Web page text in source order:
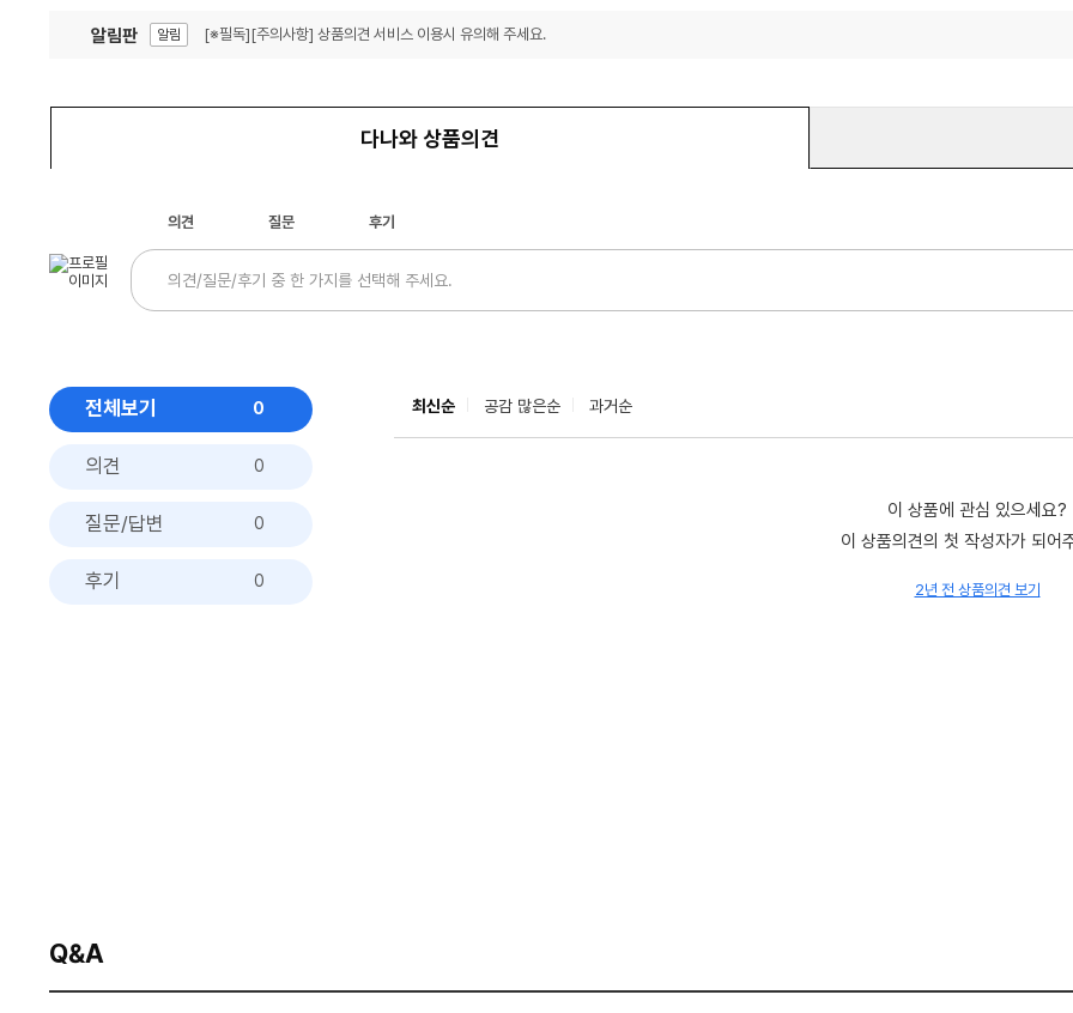
알림판 알림 [※필독][주의사항] 상품의견 서비스 이용시 유의해 주세요.
다나와 상품의견
의견 질문 후기
전체보기 0
의견 0
질문/답변 0
후기 0
최신순 공감 많은순 과거순
이 상품에 관심 있으세요?
이 상품의견의 첫 작성자가 되어
2년 전 상품의견 보기
Q&A